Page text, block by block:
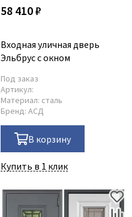
58 410 ₽
Входная уличная дверь
Эльбрус с окном
Под заказ
Артикул:
Материал: сталь
Бренд: АСД
В корзину
Купить в 1 клик